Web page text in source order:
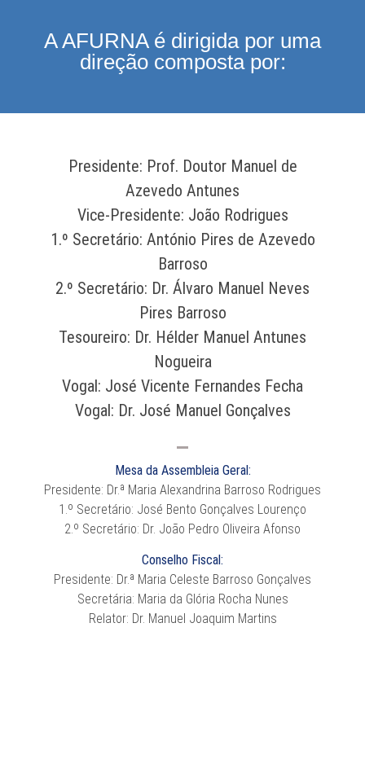
A AFURNA é dirigida por uma
direção composta por:
Presidente: Prof. Doutor Manuel de
Azevedo Antunes
Vice-Presidente: João Rodrigues
1.º Secretário: António Pires de Azevedo
Barroso
2.º Secretário: Dr. Álvaro Manuel Neves
Pires Barroso
Tesoureiro: Dr. Hélder Manuel Antunes
Nogueira
Vogal: José Vicente Fernandes Fecha
Vogal: Dr. José Manuel Gonçalves
Mesa da Assembleia Geral:
Presidente: Dr.ª Maria Alexandrina Barroso Rodrigues
1.º Secretário: José Bento Gonçalves Lourenço
2.º Secretário: Dr. João Pedro Oliveira Afonso
Conselho Fiscal:
Presidente: Dr.ª Maria Celeste Barroso Gonçalves
Secretária: Maria da Glória Rocha Nunes
Relator: Dr. Manuel Joaquim Martins